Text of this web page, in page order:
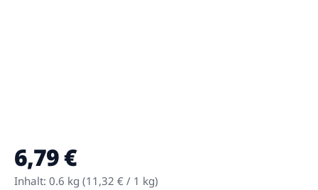
Regulärer Preis:
6,79 €
Inhalt: 0.6 kg (11,32 € / 1 kg)